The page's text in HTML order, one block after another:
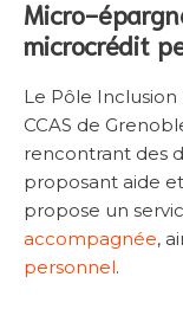
Micro-
microcrédit
Le Pôle Inclusion
CCAS de
rencontrant des
proposant aide
propose un
accompagnée,
personnel.